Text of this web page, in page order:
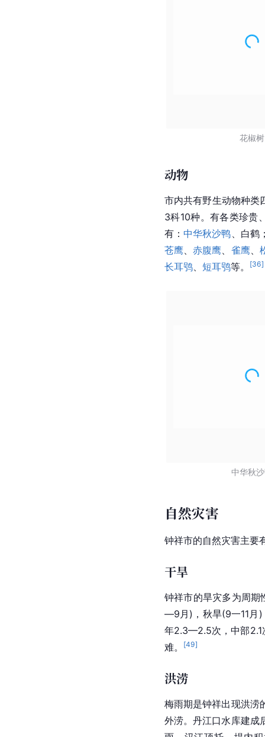
花椒树
动物
市内共有野生动物种类
3科10种。有各类珍贵
有：中华秋沙鸭 白鹤
苍鹰 、赤腹鹰 雀鹰、
长耳鸮
短耳鸮等。 [36]
中华秋
自然灾害
钟祥市的自然灾害主要
干旱
钟祥市的旱灾多为周期
—9月)，秋旱(9一11月)
年2.3—2.5次，中部2.1
难。
[49]
洪涝
梅雨期是钟祥出现洪涝
外涝。丹江口水库建成